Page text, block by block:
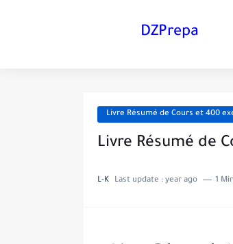
DZPrepa
Livre Résumé de Cours et 400
Livre Résumé de
L-K Last update : year ago 1